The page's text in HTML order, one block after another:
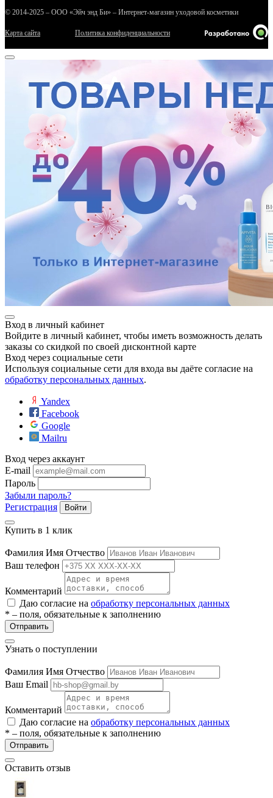
© 2014-2025 – ООО «Эйч энд Би» – Интернет-магазин уходовой косметики
Карта сайта Политика конфиденциальности
Вход в личный кабинет
Войдите в личный кабинет, чтобы иметь возможность делать
заказы со скидкой по своей дисконтной карте
Вход через социальные сети
Используя социальные сети для входа вы даёте согласие на
обработку персональных данных.
Yandex
Facebook
Google
Mailru
Вход через аккаунт
E-mail
Пароль
Забыли пароль?
Регистрация
Войти
Купить в 1 клик
Фамилия Имя Отчество
Ваш телефон
Комментарий
Даю согласие на обработку персональных данных
* – поля, обязательные к заполнению
Отправить
Узнать о поступлении
Фамилия Имя Отчество
Ваш Email
Комментарий
Даю согласие на обработку персональных данных
* – поля, обязательные к заполнению
Отправить
Оставить отзыв